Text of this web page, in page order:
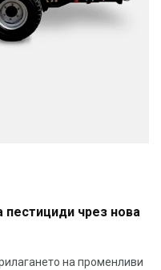
пестициди чрез нова
на променливи